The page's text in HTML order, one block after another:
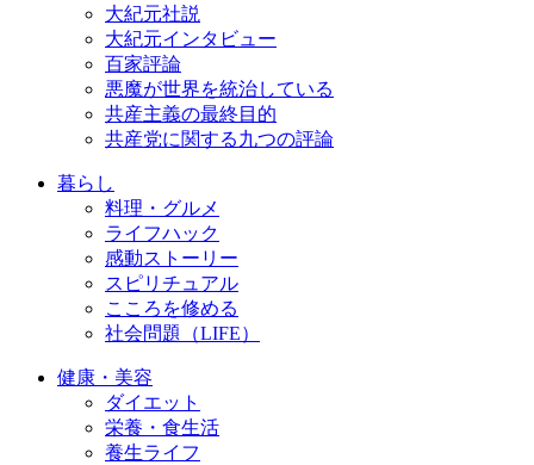
大紀元社説
大紀元インタビュー
百家評論
悪魔が世界を統治している
共産主義の最終目的
共産党に関する九つの評論
暮らし
料理・グルメ
ライフハック
感動ストーリー
スピリチュアル
こころを修める
社会問題（LIFE）
健康・美容
ダイエット
栄養・食生活
養生ライフ